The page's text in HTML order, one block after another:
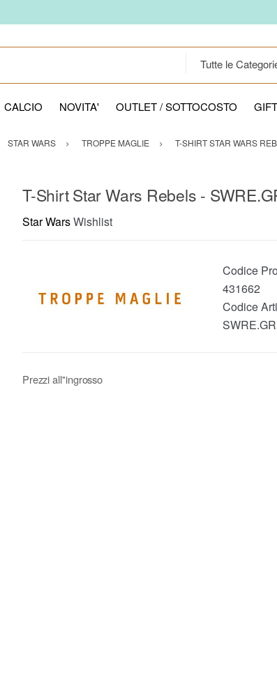
CALCIO NOVITA' OUTLET / SOTTOCOSTO
STAR WARS TROPPE MAGLIE T-SHIRT STAR WARS
T-Shirt Star Wars Rebels -
Star WarsWishlist
Codice
431662
Codice
SWRE.GR
Prezzi all''ingrosso